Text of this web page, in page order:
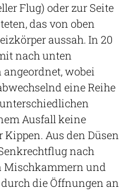
Flug) oder zur Seite
das von oben
aussah. In 20
nach unten
wobei
eine Reihe
Ausfall keine
Aus den Düsen
nach
Mischkammern und
die Öffnungen an